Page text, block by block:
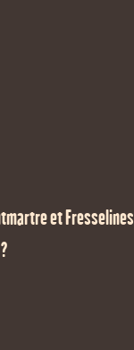
et Fresselines